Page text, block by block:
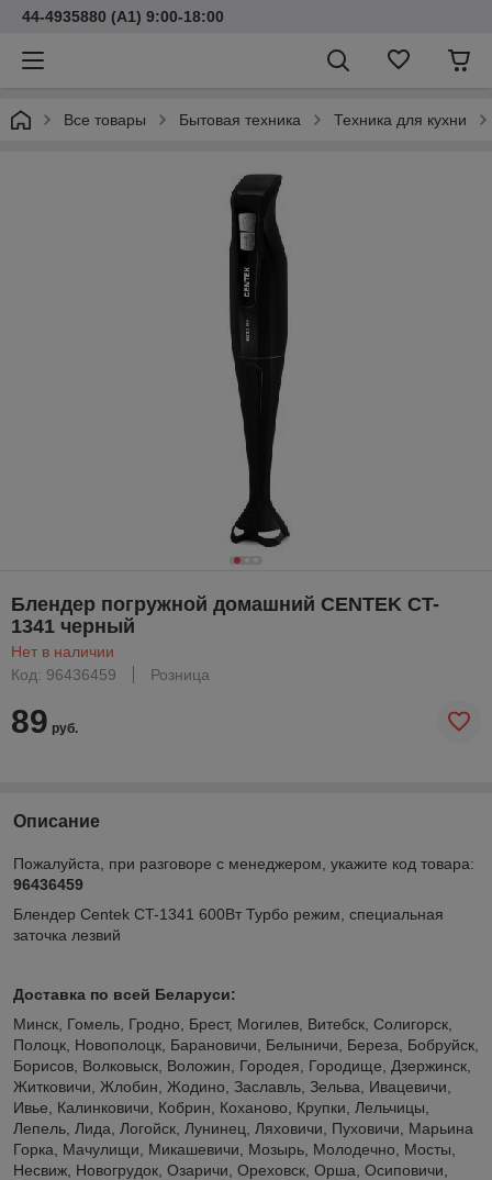
44-4935880 (A1) 9:00-18:00
Все товары Бытовая техника Техника для кухни
Блендер погружной домашний CENTEK CT-
1341 черный
Нет в наличии
Код: 96436459
Розница
89 руб.
Описание
Пожалуйста, при разговоре с менеджером, укажите код товара:
96436459
Блендер Centek CT-1341 600Вт Турбо режим, специальная
заточка лезвий
Доставка по всей Беларуси:
Минск, Гомель, Гродно, Брест, Могилев, Витебск, Солигорск,
Полоцк, Новополоцк, Барановичи, Белыничи, Береза, Бобруйск,
Борисов, Волковыск, Воложин, Городея, Городище, Дзержинск,
Житковичи, Жлобин, Жодино, Заславль, Зельва, Ивацевичи,
Ивье, Калинковичи, Кобрин, Коханово, Крупки, Лельчицы,
Лепель, Лида, Логойск, Лунинец, Ляховичи, Пуховичи, Марьина
Горка, Мачулищи, Микашевичи, Мозырь, Молодечно, Мосты,
Несвиж, Новогрудок, Озаричи, Ореховск, Орша, Осиповичи,